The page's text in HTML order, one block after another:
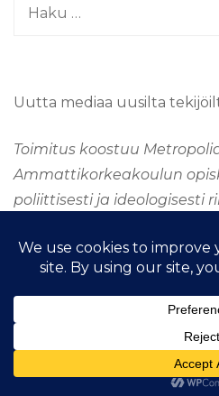
Haku:
Uutta mediaa uusilta
Toimitus koostuu
Ammattikorkeakoulun
poliittisesti ja ideologisesti
&kopio; Tekijänoikeus 2026
oikeudet pidätetään.Fashion